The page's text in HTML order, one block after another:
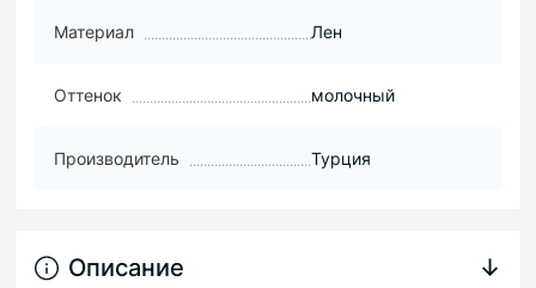
Материал Лен
Оттенок молочный
Производитель Турция
Описание ↓